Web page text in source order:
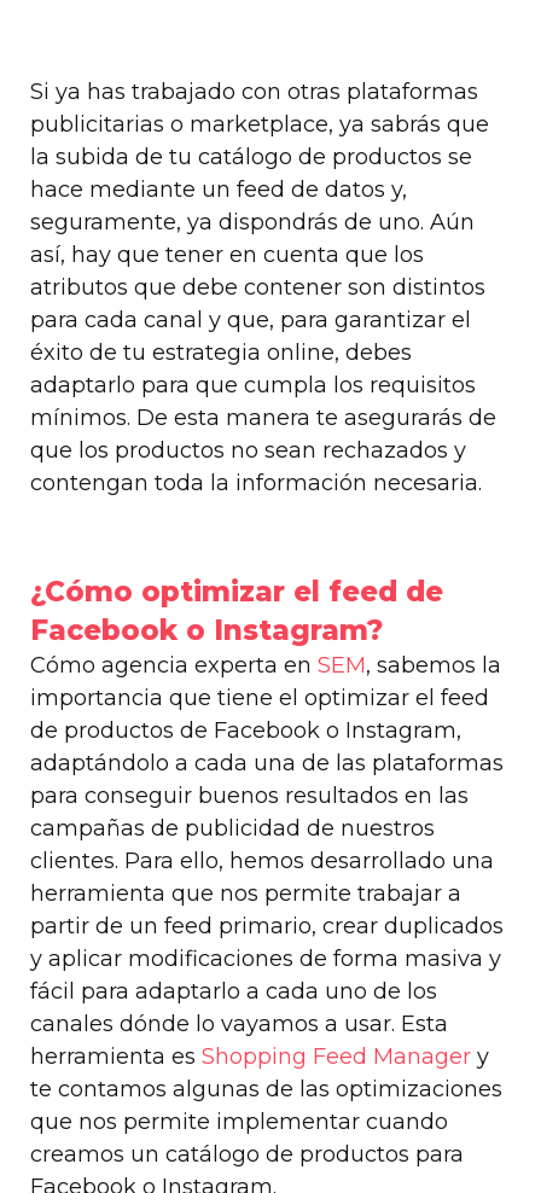
Si ya has trabajado con otras plataformas
publicitarias o marketplace, ya sabrás que
la subida de tu catálogo de productos se
hace mediante un feed de datos y,
seguramente, ya dispondrás de uno. Aún
así, hay que tener en cuenta que los
atributos que debe contener son distintos
para cada canal y que, para garantizar el
éxito de tu estrategia online, debes
adaptarlo para que cumpla los requisitos
mínimos. De esta manera te asegurarás de
que los productos no sean rechazados y
contengan toda la información necesaria.
¿Cómo optimizar el feed de
Facebook o Instagram?
Cómo agencia experta en SEM, sabemos la
importancia que tiene el optimizar el feed
de productos de Facebook o Instagram,
adaptándolo a cada una de las plataformas
para conseguir buenos resultados en las
campañas de publicidad de nuestros
clientes. Para ello, hemos desarrollado una
herramienta que nos permite trabajar a
partir de un feed primario, crear duplicados
y aplicar modificaciones de forma masiva y
fácil para adaptarlo a cada uno de los
canales dónde lo vayamos a usar. Esta
herramienta es Shopping Feed Manager y
te contamos algunas de las optimizaciones
que nos permite implementar cuando
creamos un catálogo de productos para
Facebook o Instagram.